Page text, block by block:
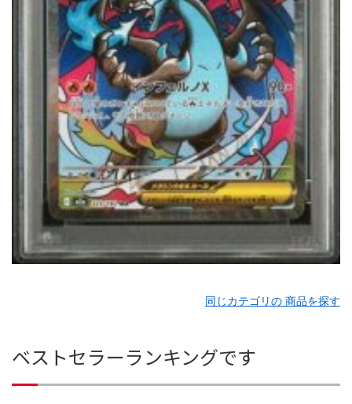
同じカテゴリの 商品を探す
ベストセラーランキングです